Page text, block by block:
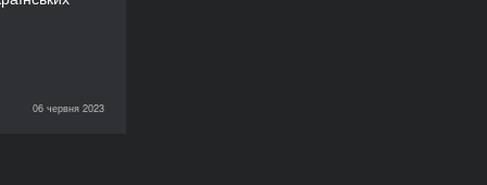
06 червня 2023
RIGHTS NOW!